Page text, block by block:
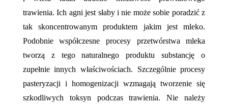
trawienia. Ich agni jest słaby i nie może sobie poradzić z
tak skoncentrowanym produktem jakim jest mleko.
Podobnie współczesne procesy przetwórstwa mleka
tworzą z tego naturalnego produktu substancję o
zupełnie innych właściwościach. Szczególnie procesy
pasteryzacji i homogenizacji wzmagają tworzenie się
szkodliwych toksyn podczas trawienia. Nie należy